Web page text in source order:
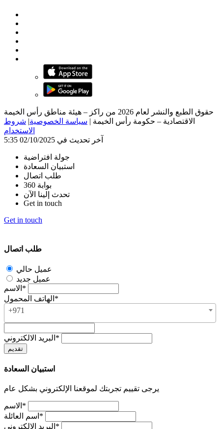
حقوق الطبع والنشر لعام 2026 من راكز – هيئة مناطق رأس الخيمة
الاقتصادية – حكومة رأس الخيمة | سياسة الخصوصية| شروط
الاستخدام
آخر تحديث في 02/10/2025 5:35
جولة افتراضية
استبيان السعادة
طلب اتصال
بوابة 360
تحدث إلينا الآن
Get in touch
Get in touch
طلب اتصال
عميل حالي
عميل جديد
الاسم*
الهاتف المحمول*
+971
البريد الالكتروني*
استبيان السعادة
يرجى تقييم تجربتك لموقعنا الإلكتروني بشكل عام
الاسم*
اسم العائلة*
البريد الإلكتروني*